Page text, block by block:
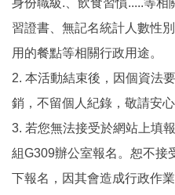
習證書、無記名統計人數性
用的餐點等相關行政用途。
2. 本活動結束後，因個資法
銷，不留個人紀錄，敬請安心
3. 若您無法接受於網站上填
組G309辦公室報名。恕不接
下報名，因其會造成行政作業